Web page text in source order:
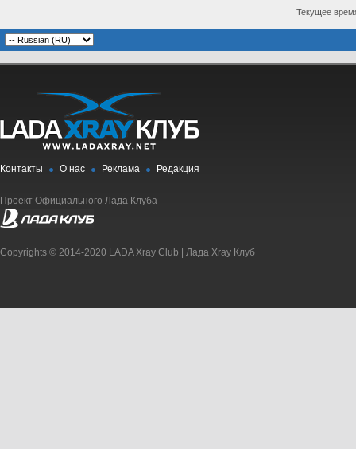
Текущее
Контакты О нас Реклама Редакция
Проект Официального Лада Клуба
Copyrights © 2014-2020 LADA Xray Club | Лада Xray Клуб